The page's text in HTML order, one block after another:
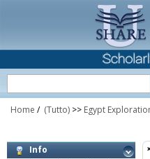
Home / (Tutto) >> Egypt
Info